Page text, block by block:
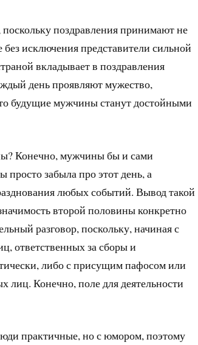
поздравления принимают не
исключения представители сильной
вкладывает в поздравления
день проявляют мужество,
будущие мужчины станут достойными
Конечно, мужчины бы и сами
просто забыла про этот день, а
любых событий. Вывод такой
второй половины конкретно
разговор, поскольку, начиная с
ответственных за сборы и
либо с присущим пафосом или
лиц. Конечно, поле для деятельности
практичные, но с юмором, поэтому